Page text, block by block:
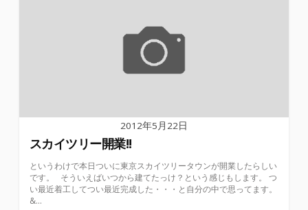
2012年5月22日
スカイツリー開業!!
というわけで本日ついに東京スカイツリータウンが開業したらしい
です。 そういえばいつから建てたっけ？という感じもします。 つ
い最近着工してつい最近完成した・・・と自分の中で思ってます。
&...